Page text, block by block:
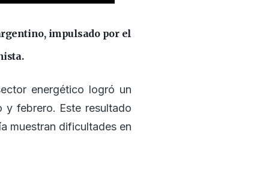
impulsado por el
energético logró un
y febrero. Este resultado
muestran dificultades en